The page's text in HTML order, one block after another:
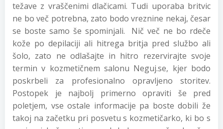
težave z vraščenimi dlačicami. Tudi uporaba britvic
ne bo več potrebna, zato bodo vreznine nekaj, česar
se boste samo še spominjali. Nič več ne bo rdeče
kože po depilaciji ali hitrega britja pred službo ali
šolo, zato ne odlašajte in hitro rezervirajte svoje
termin v kozmetičnem salonu Neguj.se, kjer bodo
poskrbeli za profesionalno opravljeno storitev.
Postopek je najbolj primerno opraviti še pred
poletjem, vse ostale informacije pa boste dobili že
takoj na začetku pri posvetu s kozmetičarko, ki bo s